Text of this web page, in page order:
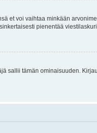
et voi vaihtaa minkään
pienentää
sallii tämän ominaisuuden.